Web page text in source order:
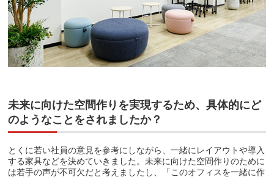
未来に向けた空間作りを実現するため、具体的にど
のようなことをされましたか？
とくに若い社員の意見を参考にしながら、一緒にレイアウトや導入
する家具などを決めていきました。未来に向けた空間作りのために
は若手の声が不可欠だと考えましたし、「このオフィスを一緒に作